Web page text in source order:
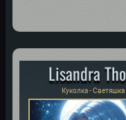
Lisandra
Куколка - Светяшка